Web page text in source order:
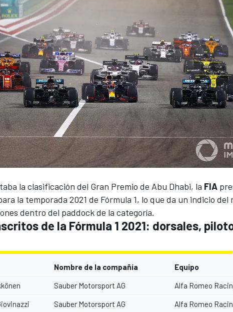
FÓRMULA E
la clasificación del Gran Premio de Abu Dhabi, la FIA
la temporada 2021 de Fórmula 1, lo que da un indicio del
dentro del paddock de la categoría.
de la Fórmula 1 2021: dorsales,
Nombre de la compañía Equipo
Sauber Motorsport AG Alfa Romeo
Sauber Motorsport AG Alfa Romeo